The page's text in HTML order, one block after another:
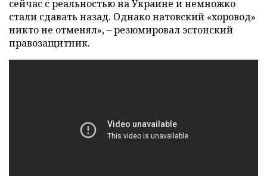
сейчас с реальностью на Украине и немножко
стали сдавать назад. Однако натовский «хоровод»
никто не отменял», – резюмировал эстонский
правозащитник.